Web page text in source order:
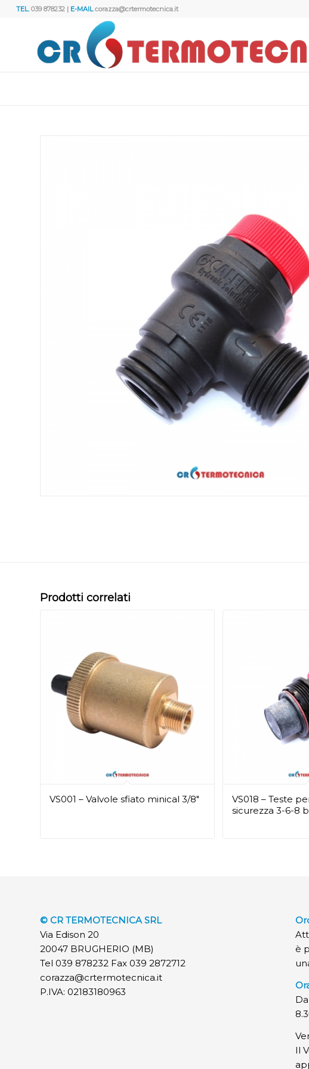
TEL.039 878232 | E-MAILcorazza@crtermotecnica.it
Prodotti correlati
VS001 – Valvole sfiato minical 3/8″
VS018 – Teste
sicurezza 3-6-8
© CR TERMOTECNICA SRL
Via Edison 20
20047 BRUGHERIO (MB)
Tel 039 878232 Fax 039 2872712
corazza@crtermotecnica.it
P.IVA: 02183180963
è
Il